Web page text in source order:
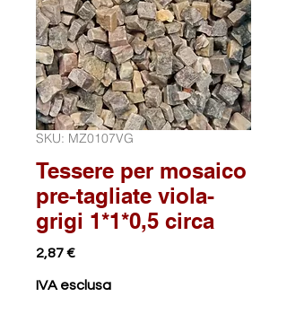
SKU: MZ0107VG
Tessere per mosaico
pre-tagliate viola-
grigi 1*1*0,5 circa
2,87 €Prezzo
IVA esclusa